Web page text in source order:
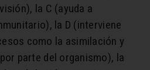
la C (ayuda a
la D (interviene
como la asimilación y
parte del organismo), la